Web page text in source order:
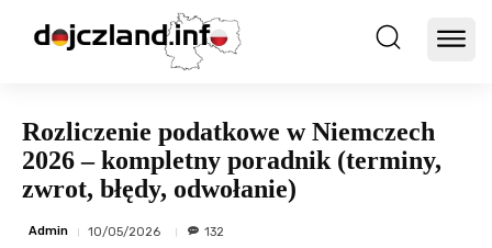
Rozliczenie podatkowe w Niemczech
2026 – kompletny poradnik (terminy,
zwrot, błędy, odwołanie)
Admin 10/05/2026 132